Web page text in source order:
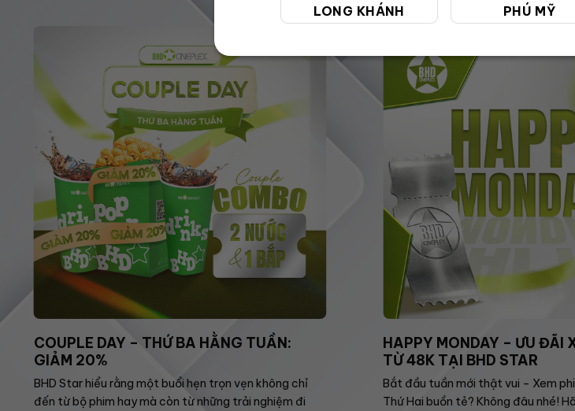
LONG KHÁNH
PHÚ MỸ
COUPLE DAY – THỨ BA HẰNG TUẦN:
GIẢM 20%
BHD Star hiểu rằng một buổi hẹn trọn vẹn không chỉ
đến từ bộ phim hay mà còn từ những trải nghiệm đi
HAPPY MONDAY – ƯU ĐÃI
TỪ 48K TẠI BHD STAR
Bắt đầu tuần mới thật vui – Xem
Thứ Hai buồn tẻ? Không đâu nhé!